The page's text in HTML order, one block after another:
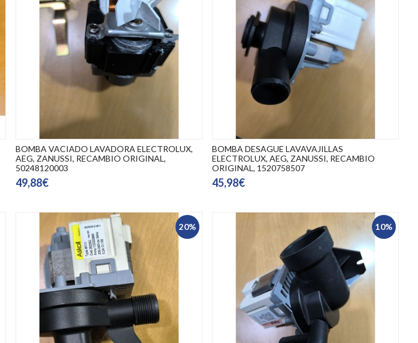
BOMBA VACIADO LAVADORA ELECTROLUX,
AEG, ZANUSSI, RECAMBIO ORIGINAL,
50248120003
49,88€
BOMBA DESAGUE LAVAVAJILLAS
ELECTROLUX, AEG, ZANUSSI, RECAMBIO
ORIGINAL, 1520758507
45,98€
20% 10%